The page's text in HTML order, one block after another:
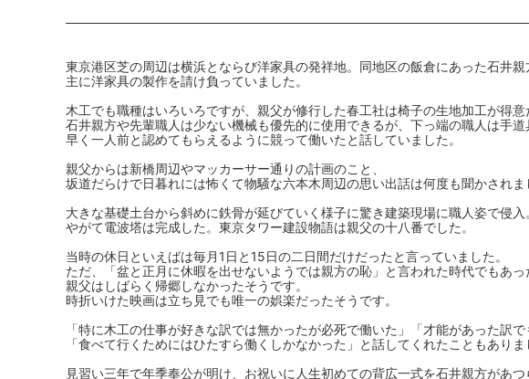
東京港区芝の周辺は横浜とならび洋家具の発祥地。同地区の飯倉にあった石井
主に洋家具の製作を請け負っていました。
木工でも職種はいろいろですが、親父が修行した春工社は椅子の生地加工が得意
石井親方や先輩職人は少ない機械も優先的に使用できるが、下っ端の職人は手道
早く一人前と認めてもらえるように競って働いたと話していました。
親父からは新橋周辺やマッカーサー通りの計画のこと、
坂道だらけで日暮れには怖くて物騒な六本木周辺の思い出話は何度も聞かされま
大きな基礎土台から斜めに鉄骨が延びていく様子に驚き建築現場に職人姿で侵入
やがて電波塔は完成した。東京タワー建設物語は親父の十八番でした。
当時の休日といえばは毎月1日と15日の二日間だけだったと言っていました。
ただ、「盆と正月に休暇を出せないようでは親方の恥」と言われた時代でもあっ
親父はしばらく帰郷しなかったそうです。
時折いけた映画は立ち見でも唯一の娯楽だったそうです。
「特に木工の仕事が好きな訳では無かったが必死で働いた」「才能があった訳で
「食べて行くためにはひたすら働くしかなかった」と話してくれたこともありま
見習い三年で年季奉公が明け、お祝いに人生初めての背広一式を石井親方があつ